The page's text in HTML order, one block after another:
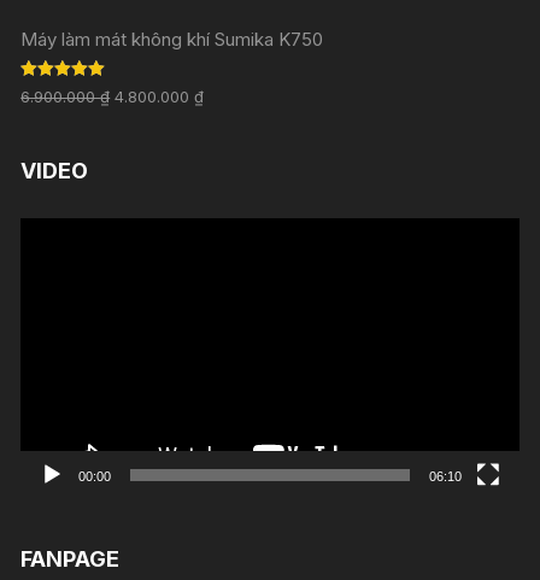
Máy làm mát không khí Sumika K750
Rated 5.00
out of 5
6.900.000₫ 4.800.000₫
VIDEO
00:00 06:10
FANPAGE